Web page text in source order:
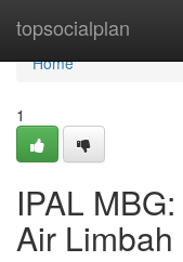
topsocialplan
Home
Home
1
IPAL
Air Limbah